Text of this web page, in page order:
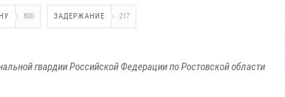
800 ЗАДЕРЖАНИЕ 217
гвардии Российской Федерации по Ростовской области